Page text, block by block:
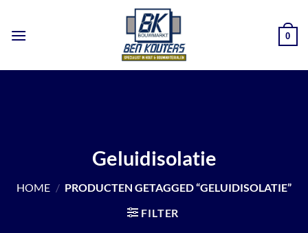
inhoud
0
Geluidisolatie
HOME / PRODUCTEN GETAGGED “GELUIDISOLATIE”
FILTER